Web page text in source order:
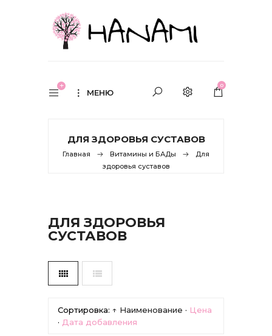
МЕНЮ
0
ДЛЯ ЗДОРОВЬЯ СУСТАВОВ
Главная Витамины и БАДы
Для
здоровья суставов
ДЛЯ ЗДОРОВЬЯ
СУСТАВОВ
Сортировка: ↑ Наименование · Цена
· Дата добавления